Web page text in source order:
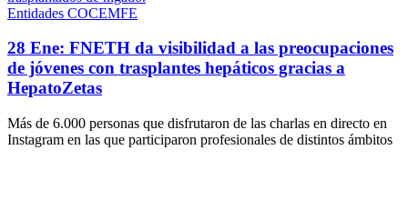
Entidades COCEMFE
28 Ene: FNETH da visibilidad a las preocupaciones
de jóvenes con trasplantes hepáticos gracias a
HepatoZetas
Más de 6.000 personas que disfrutaron de las charlas en directo en
Instagram en las que participaron profesionales de distintos ámbitos